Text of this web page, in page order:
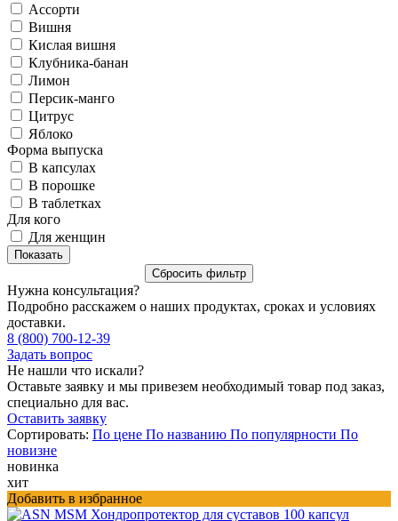
Ассорти
Вишня
Кислая вишня
Клубника-банан
Лимон
Персик-манго
Цитрус
Яблоко
Форма выпуска
В капсулах
В порошке
В таблетках
Для кого
Для женщин
Нужна консультация?
Подробно расскажем о наших продуктах, сроках и условиях
доставки.
8 (800) 700-12-39
Задать вопрос
Не нашли что искали?
Оставьте заявку и мы привезем необходимый товар под заказ,
специально для вас.
Оставить заявку
Сортировать: По цене По названию По популярности По
новизне
новинка
хит
Добавить в избранное